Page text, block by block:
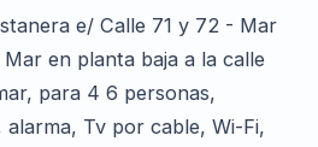
e/ Calle 71 y 72 - Mar
en planta baja a la calle
para 4 6 personas,
Tv por cable, Wi-Fi,